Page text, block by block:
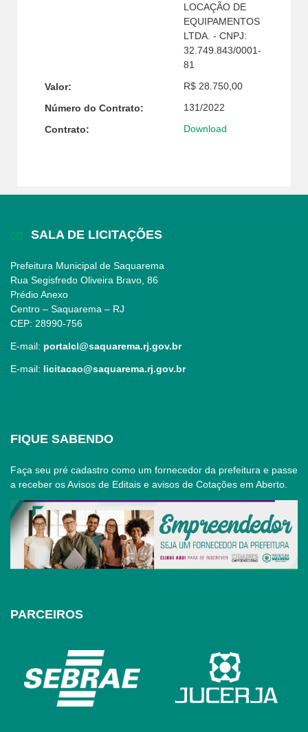
LOCAÇÃO DE
EQUIPAMENTOS
LTDA. - CNPJ:
32.749.843/0001-
81
Valor: R$ 28.750,00
Número do Contrato: 131/2022
Contrato: Download
SALA DE LICITAÇÕES
Prefeitura Municipal de Saquarema
Rua Segisfredo Oliveira Bravo, 86
Prédio Anexo
Centro – Saquarema – RJ
CEP: 28990-756
E-mail: portalcl@saquarema.rj.gov.br
E-mail: licitacao@saquarema.rj.gov.br
FIQUE SABENDO
Faça seu pré cadastro como um fornecedor da prefeitura e passe
a receber os Avisos de Editais e avisos de Cotações em Aberto.
PARCEIROS